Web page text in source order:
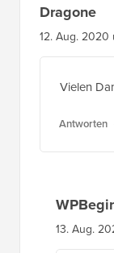
Dragone
12. Aug.
Vielen
Antworten
13. Aug.